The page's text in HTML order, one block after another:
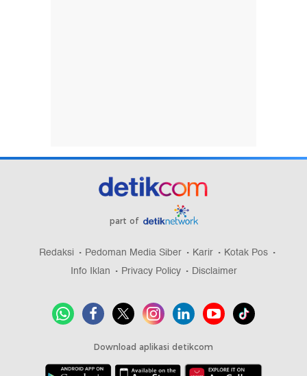
part of
Redaksi Pedoman Media Siber Karir
Kotak Pos
Info Iklan
Privacy Policy Disclaimer
Download aplikasi detikcom